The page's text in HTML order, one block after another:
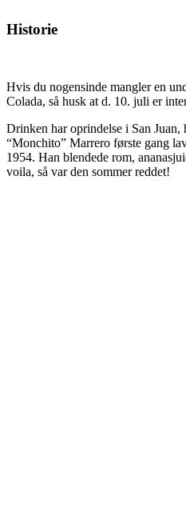
Historie
Hvis du nogensinde mangler en
Colada, så husk at d. 10. juli er
Drinken har oprindelse i San Juan,
“Monchito” Marrero første gang
1954. Han blendede rom,
voila, så var den sommer reddet!